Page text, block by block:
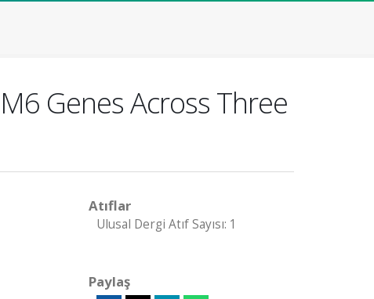
Genes Across Three
Atıflar
Ulusal Dergi Atıf Sayısı: 1
Paylaş